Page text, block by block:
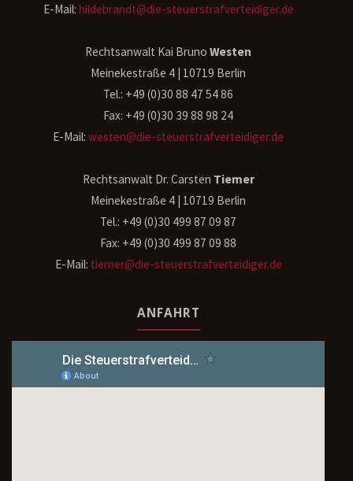
E-Mail: hildebrandt@die-steuerstrafverteidiger.de
Rechtsanwalt Kai BrunoWesten
Meinekestraße 4 | 10719 Berlin
Tel.: +49 (0)30 88 47 54 86
Fax: +49 (0)30 39 88 98 24
E-Mail:westen@die-steuerstrafverteidiger.de
Rechtsanwalt Dr. Carsten Tiemer
Meinekestraße 4 | 10719 Berlin
Tel.: +49 (0)30 499 87 09 87
Fax: +49 (0)30 499 87 09 88
E-Mail: tiemer@die-steuerstrafverteidiger.de
ANFAHRT